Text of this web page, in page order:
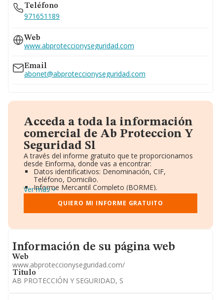
Teléfono
971651189
Web
www.abproteccionyseguridad.com
Email
abonet@abproteccionyseguridad.com
Acceda a toda la información
comercial de Ab Proteccion Y
Seguridad Sl
A través del informe gratuito que te proporcionamos
desde Einforma, donde vas a encontrar:
Datos identificativos: Denominación, CIF,
Teléfono, Domicilio.
Informe Mercantil Completo (BORME).
Gráficos de Evolución Ventas y Empleados.
Consejo de Administración y Administradores.
Directivos y Ejecutivos.
Información oficial y registral complementaria.
Ver más
QUIERO MI INFORME GRATUITO
Informacion de su página web
Información de su página web
Web
www.abproteccionyseguridad.com/
Titulo
AB PROTECCIÓN Y SEGURIDAD, S